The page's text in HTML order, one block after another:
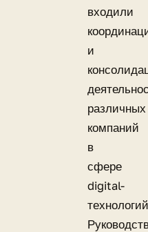
входили
и
различных
компаний
в
сфере
digital-